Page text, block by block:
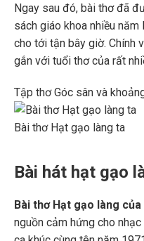
Ngay sau đó, bài thơ đã
sách giáo khoa nhiều năm
cho tới tận bây giờ. Chính
gắn với tuổi thơ của rất
Tập thơ Góc sân và
Bài thơ Hạt gạo làng ta
Bài hát hạt gạo
Bài thơ Hạt gạo làng
nguồn cảm hứng cho